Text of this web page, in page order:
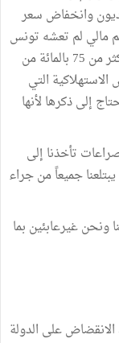
وانخفاض سعر
مالي لم تعشه تونس
منذ التسعينيات. ولقد اكتسح اللون الأحمرأيضا أكثر من 75 بالمائة من
التي
إلى ذكرها لأنها
تأخذنا إلى
جميعاً من جراء
ونحن غيرعابئين بما
على الدولة